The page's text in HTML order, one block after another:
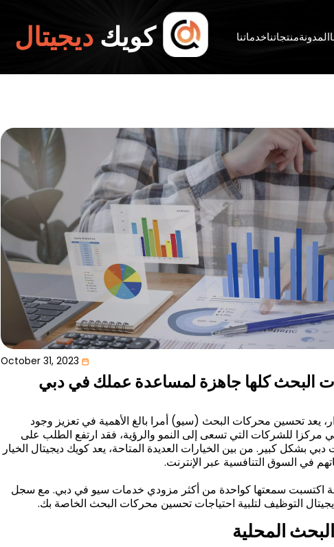
المدونةمنتجاتناخدماتنا كويكديجيتال
October 31, 2023
البحث كلها جاهزة لمساعدة عملك في دبي
يعد تحسين محركات البحث (سيو) أمرا بالغ الأهمية في تعزيز وجود
مركزا للشركات التي تسعى إلى النمو والرؤية، فقد ارتفع الطلب على
كبير. من بين الخيارات العديدة المتاحة، يعد كويك ديجيتال الخيار
في السوق التنافسية عبر الإنترنت.
اكتسبت سمعتها كواحدة من أكثر مزودي خدمات سيو في دبي. مع سجل
التوظيف لتلبية احتياجات تحسين محركات البحث الخاصة بك.
المحلية